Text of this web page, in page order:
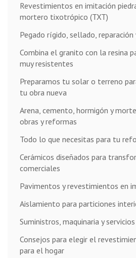
Revestimientos en imitación
mortero tixotrópico (TXT)
Pegado rígido, sellado, reparación
Combina el granito con la resina
muy resistentes
Preparamos tu solar o terreno
tu obra nueva
Arena, cemento, hormigón y
obras y reformas
Todo lo que necesitas para tu
Cerámicos diseñados para
comerciales
Pavimentos y revestimientos en
Aislamiento para particiones
Suministros, maquinaria y
Consejos para elegir el
para el hogar